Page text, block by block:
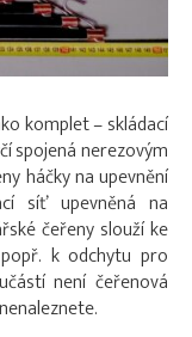
komplet – skládací
spojená nerezovým
háčky na upevnění
síť upevněná na
čeřeny slouží ke
k odchytu pro
není čeřenová